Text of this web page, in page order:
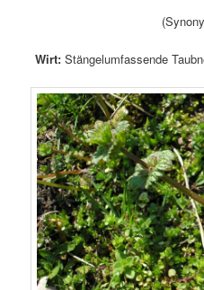
Wirt:Stängelumfassende